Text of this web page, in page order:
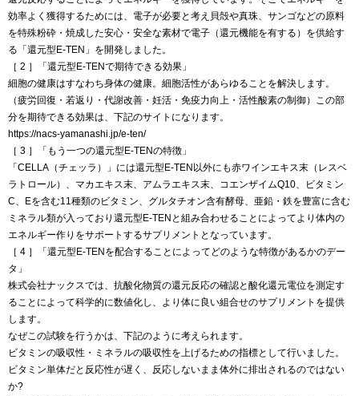
効率よく獲得するためには、電子が必要と考え貝殻や真珠、サンゴなどの原料
を特殊粉砕・焼成した安心・安全な素材で電子（還元機能を有する）を供給す
る「還元型E-TEN」を開発しました。
［ 2 ］「還元型E-TENで期待できる効果」
細胞の健康はすなわち身体の健康。細胞活性があらゆることを解決します。
（疲労回復・若返り・代謝改善・妊活・免疫力向上・活性酸素の制御）この部
分を期待できる効果は、下記のサイトになります。
https://nacs-yamanashi.jp/e-ten/
［ 3 ］「もう⼀つの還元型E-TENの特徴」
「CELLA（チェッラ）」には還元型E-TEN以外にも赤ワインエキス末（レスベ
ラトロール）、マカエキス末、アムラエキス末、コエンザイムQ10、ビタミン
C、Eを含む11種類のビタミン、グルタチオン含有酵母、亜鉛・鉄を豊富に含む
ミネラル類が入っており還元型E-TENと組み合わせることによってより体内の
エネルギー作りをサポートするサプリメントとなっています。
［ 4 ］「還元型E-TENを配合することによってどのような特徴があるかのデー
タ」
株式会社ナックスでは、抗酸化物質の還元反応の確認と酸化還元電位を測定す
ることによって科学的に数値化し、より体に良い組合せのサプリメントを提供
します。
なぜこの試験を行うかは、下記のように考えられます。
ビタミンの吸収性・ミネラルの吸収性を上げるための指標として行いました。
ビタミン単体だと反応性が遅く、反応しないまま体外に排出されるのではない
か?